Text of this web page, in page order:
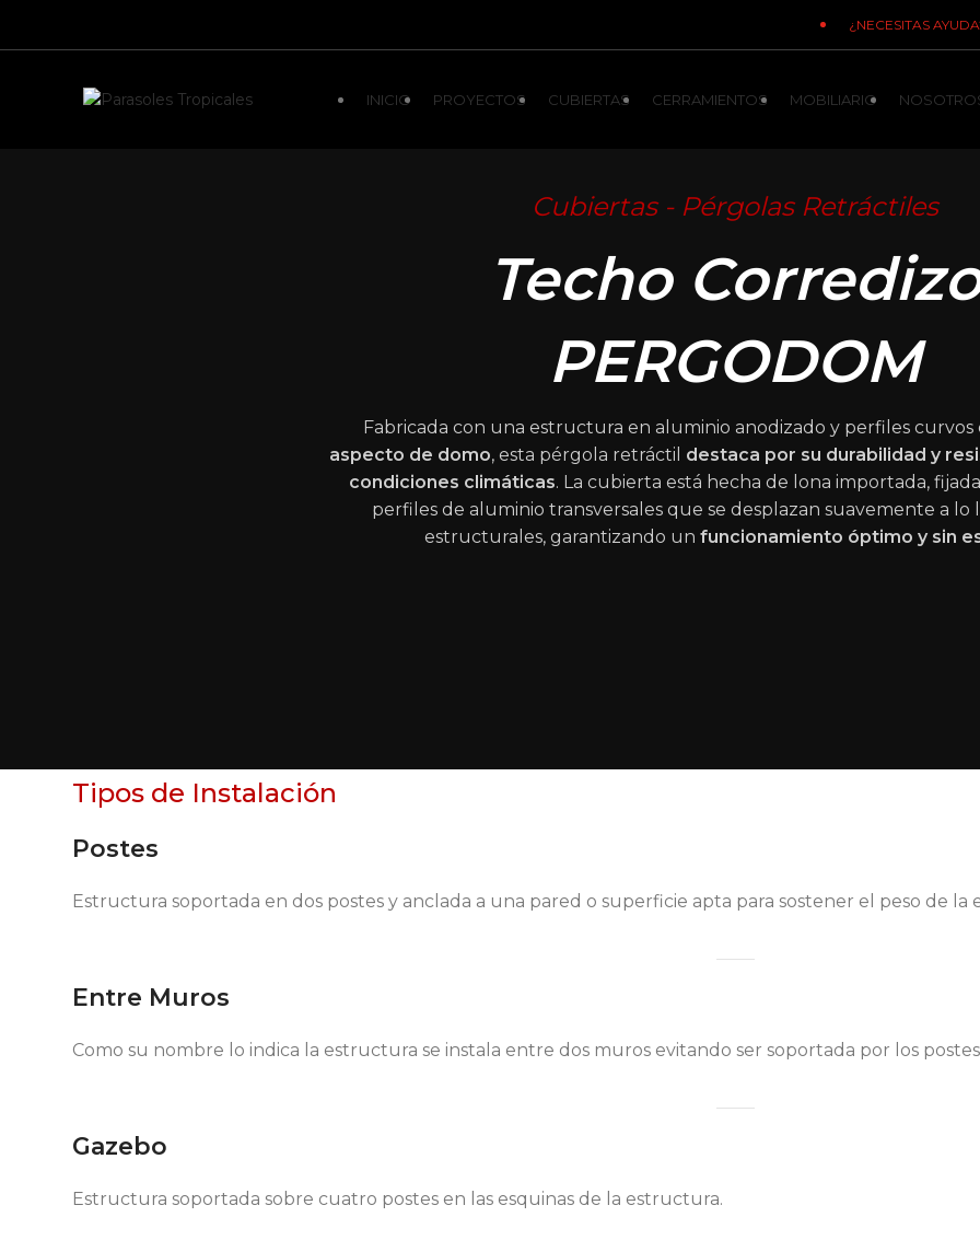
¿NECESITAS
INICIO PROYECTOS CUBIERTAS CERRAMIENTOS MOBILIARIO
Cubiertas - Pérgolas Retráctiles
Techo
PERGODOM
Fabricada con una estructura en aluminio anodizado y perfiles
aspecto de domo, esta pérgola retráctil destaca por su durabilidad y
condiciones climáticas. La cubierta está hecha de lona importada,
perfiles de aluminio transversales que se desplazan suavemente a lo
estructurales, garantizando un funcionamiento óptimo y sin
Tipos de Instalación
Postes
Estructura soportada en dos postes y anclada a una pared o superficie apta para sostener el peso de la
Entre Muros
Como su nombre lo indica la estructura se instala entre dos muros evitando ser soportada por los
Gazebo
Estructura soportada sobre cuatro postes en las esquinas de la estructura.